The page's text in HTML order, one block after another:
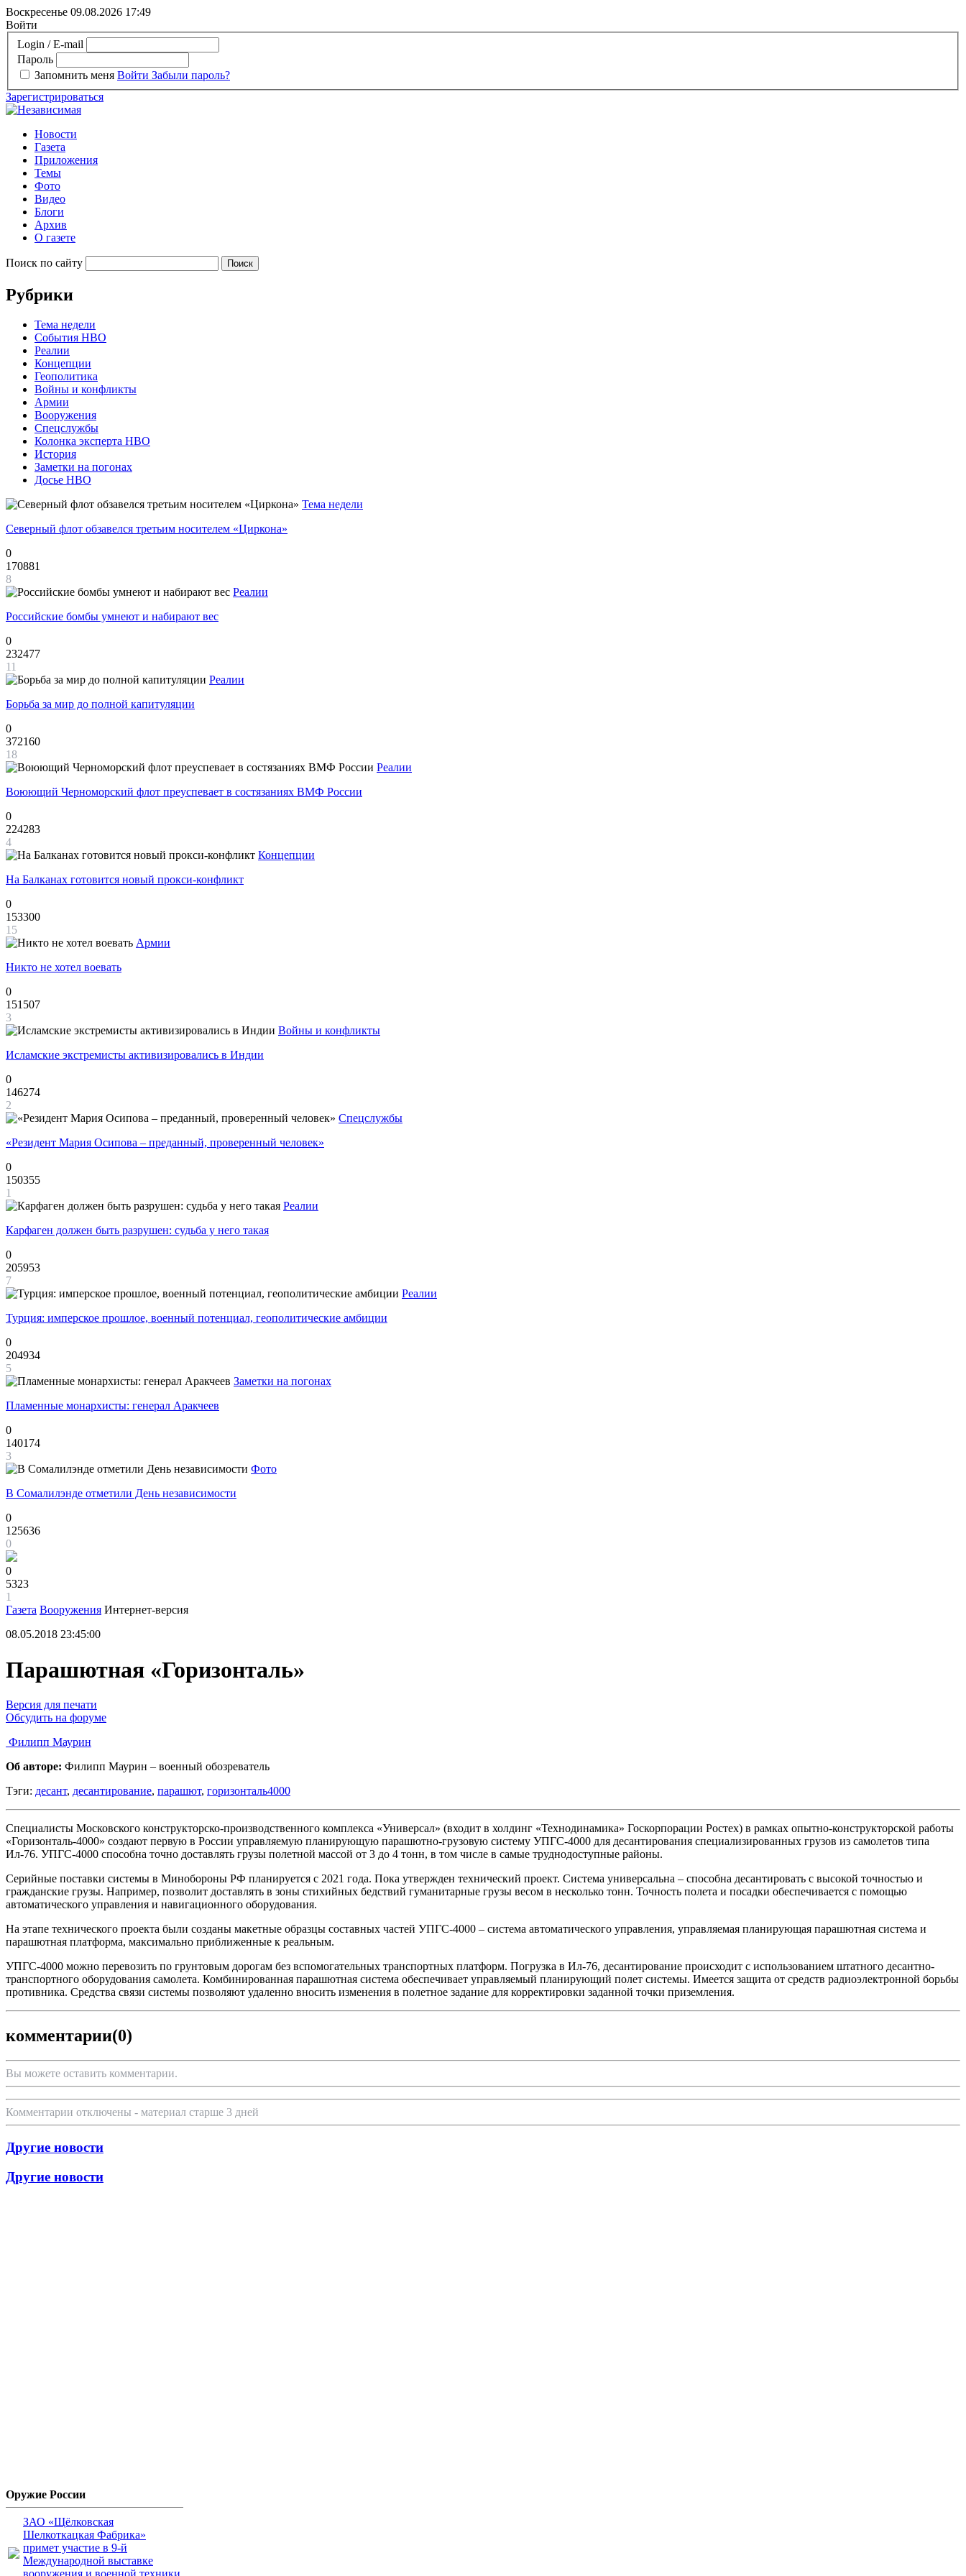
Воскресенье 09.08.2026 17:49
Войти
Login / E-mail
Пароль
Запомнить меня Войти Забыли пароль?
Зарегистрироваться
Новости
Газета
Приложения
Темы
Фото
Видео
Блоги
Архив
О газете
Поиск по сайту
Рубрики
Тема недели
События НВО
Реалии
Концепции
Геополитика
Войны и конфликты
Армии
Вооружения
Спецслужбы
Колонка эксперта НВО
История
Заметки на погонах
Досье НВО
Тема недели
Северный флот обзавелся третьим носителем «Циркона»
0
170881
8
Реалии
Российские бомбы умнеют и набирают вес
0
232477
11
Реалии
Борьба за мир до полной капитуляции
0
372160
18
Реалии
Воюющий Черноморский флот преуспевает в состязаниях ВМФ России
0
224283
4
Концепции
На Балканах готовится новый прокси-конфликт
0
153300
15
Армии
Никто не хотел воевать
0
151507
3
Войны и конфликты
Исламские экстремисты активизировались в Индии
0
146274
2
Спецслужбы
«Резидент Мария Осипова – преданный, проверенный человек»
0
150355
1
Реалии
Карфаген должен быть разрушен: судьба у него такая
0
205953
7
Реалии
Турция: имперское прошлое, военный потенциал, геополитические амбиции
0
204934
5
Заметки на погонах
Пламенные монархисты: генерал Аракчеев
0
140174
3
Фото
В Сомалилэнде отметили День независимости
0
125636
0
0
5323
1
Газета Вооружения Интернет-версия
08.05.2018 23:45:00
Парашютная «Горизонталь»
Версия для печати
Обсудить на форуме
Филипп Маурин
Об авторе: Филипп Маурин – военный обозреватель
Тэги: десант, десантирование, парашют, горизонталь4000
Специалисты Московского конструкторско-производственного комплекса «Универсал» (входит в холдинг «Технодинамика» Госкорпорации Ростех) в рамках опытно-конструкторской работы
«Горизонталь-4000» создают первую в России управляемую планирующую парашютно-грузовую систему УПГС-4000 для десантирования специализированных грузов из самолетов типа
Ил-76. УПГС-4000 способна точно доставлять грузы полетной массой от 3 до 4 тонн, в том числе в самые труднодоступные районы.
Серийные поставки системы в Минобороны РФ планируется с 2021 года. Пока утвержден технический проект. Система универсальна – способна десантировать с высокой точностью и
гражданские грузы. Например, позволит доставлять в зоны стихийных бедствий гуманитарные грузы весом в несколько тонн. Точность полета и посадки обеспечивается с помощью
автоматического управления и навигационного оборудования.
На этапе технического проекта были созданы макетные образцы составных частей УПГС-4000 – система автоматического управления, управляемая планирующая парашютная система и
парашютная платформа, максимально приближенные к реальным.
УПГС-4000 можно перевозить по грунтовым дорогам без вспомогательных транспортных платформ. Погрузка в Ил-76, десантирование происходит с использованием штатного десантно-
транспортного оборудования самолета. Комбинированная парашютная система обеспечивает управляемый планирующий полет системы. Имеется защита от средств радиоэлектронной борьбы
противника. Средства связи системы позволяют удаленно вносить изменения в полетное задание для корректировки заданной точки приземления.
комментарии(0)
Вы можете оставить комментарии.
Комментарии отключены - материал старше 3 дней
Другие новости
Другие новости
Оружие России
ЗАО «Щёлковская
Шелкоткацкая Фабрика»
примет участие в 9-й
Международной выставке